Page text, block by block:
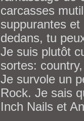
carcasses
suppurantes
dedans, tu
Je suis plutôt
sortes:
Je survole un
Rock. Je sais
Inch Nails et